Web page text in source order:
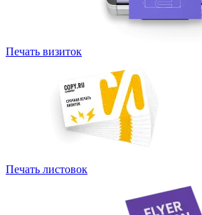
Печать визиток
Печать листовок